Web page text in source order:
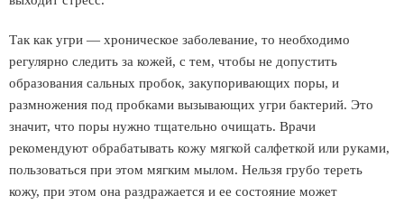
Так как угри — хроническое заболевание, то необходимо
регулярно следить за кожей, с тем, чтобы не допустить
образования сальных пробок, закупоривающих поры, и
размножения под пробками вызывающих угри бактерий. Это
значит, что поры нужно тщательно очищать. Врачи
рекомендуют обрабатывать кожу мягкой салфеткой или руками,
пользоваться при этом мягким мылом. Нельзя грубо тереть
кожу, при этом она раздражается и ее состояние может